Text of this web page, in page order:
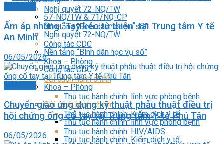
Nghị quyết 72-NQ/TW
Nền tảng “Bình dân học vụ số”
Công tác CDC
Khoa – Phòng
Cải cách hành chính
Thủ tục hành chính: lĩnh vực phòng bệnh
Thủ tục hành chính: Kiểm dịch y tế
Thủ tục hành chính: HIV/AIDS
57-NQ/TW & 71/NQ-CP
Nghị quyết 72-NQ/TW
Nền tảng “Bình dân học vụ số”
Công tác CDC
Khoa – Phòng
Cải cách hành chính
Thủ tục hành chính: lĩnh vực phòng bệnh
Thủ tục hành chính: Kiểm dịch y tế
Ấm áp những “Tay kéo từ thiện” tại Trung tâm Y tế
An Minh
06/05/2026
Chuyển giao ứng dụng kỹ thuật phẫu thuật điều trị
hội chứng ống cổ tay tại Trung tâm Y tế Phú Tân
06/05/2026